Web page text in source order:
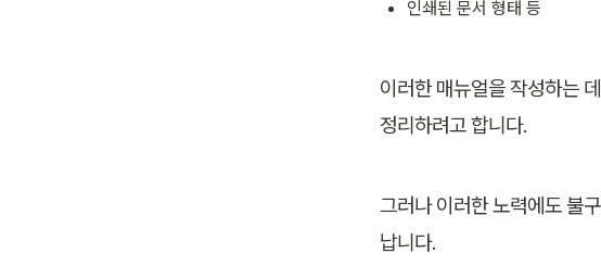
인쇄된 문서 형태 등
이러한 매뉴얼을 작성하는
정리하려고 합니다.
그러나 이러한 노력에도 불
납니다.